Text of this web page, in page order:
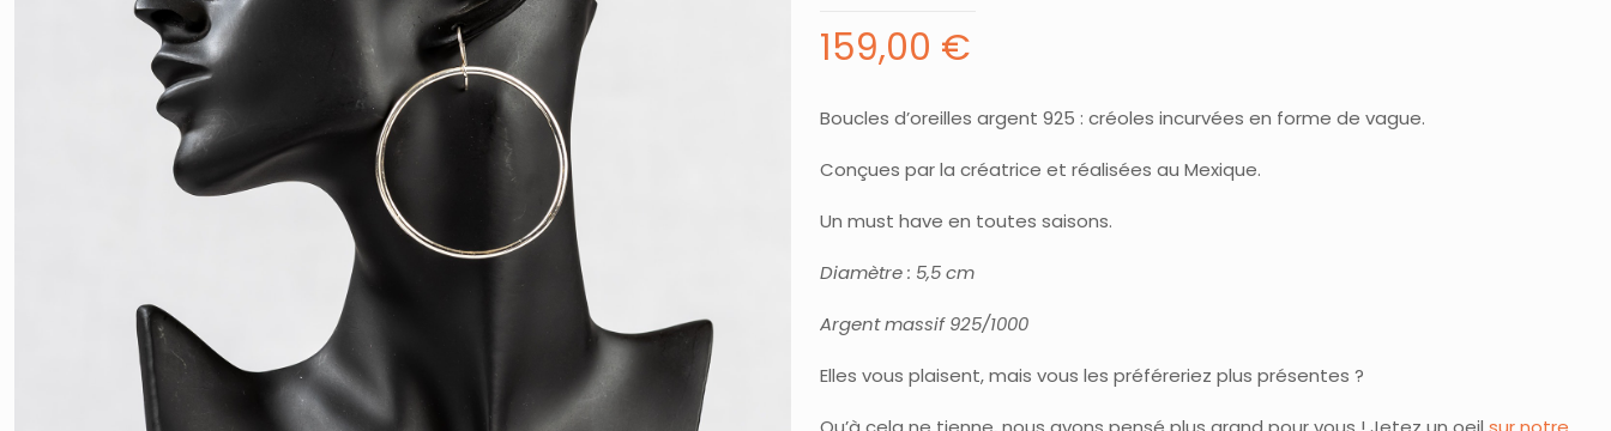
159,00 €
Boucles d’oreilles argent 925 : créoles incurvées en forme de vague.
Conçues par la créatrice et réalisées au Mexique.
Un must have en toutes saisons.
Diamètre : 5,5 cm
Argent massif 925/1000
Elles vous plaisent, mais vous les préféreriez plus présentes ?